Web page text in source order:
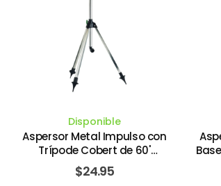
Disponible
Aspersor Metal Impulso con
Trípode Cobert de 60'
Diámetro. LANDSCAPERS
SELECT
$24.95